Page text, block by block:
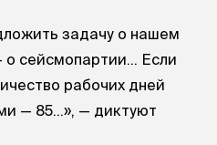
задачу о нашем
сейсмопартии… Если
рабочих дней
— 85…», — диктуют